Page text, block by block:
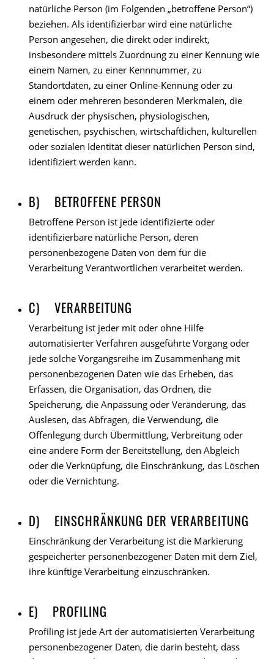
natürliche Person (im Folgenden „betroffene Person“)
beziehen. Als identifizierbar wird eine natürliche
Person angesehen, die direkt oder indirekt,
insbesondere mittels Zuordnung zu einer Kennung wie
einem Namen, zu einer Kennnummer, zu
Standortdaten, zu einer Online-Kennung oder zu
einem oder mehreren besonderen Merkmalen, die
Ausdruck der physischen, physiologischen,
genetischen, psychischen, wirtschaftlichen, kulturellen
oder sozialen Identität dieser natürlichen Person sind,
identifiziert werden kann.
B) BETROFFENE PERSON
Betroffene Person ist jede identifizierte oder
identifizierbare natürliche Person, deren
personenbezogene Daten von dem für die
Verarbeitung Verantwortlichen verarbeitet werden.
C) VERARBEITUNG
Verarbeitung ist jeder mit oder ohne Hilfe
automatisierter Verfahren ausgeführte Vorgang oder
jede solche Vorgangsreihe im Zusammenhang mit
personenbezogenen Daten wie das Erheben, das
Erfassen, die Organisation, das Ordnen, die
Speicherung, die Anpassung oder Veränderung, das
Auslesen, das Abfragen, die Verwendung, die
Offenlegung durch Übermittlung, Verbreitung oder
eine andere Form der Bereitstellung, den Abgleich
oder die Verknüpfung, die Einschränkung, das Löschen
oder die Vernichtung.
D) EINSCHRÄNKUNG DER VERARBEITUNG
Einschränkung der Verarbeitung ist die Markierung
gespeicherter personenbezogener Daten mit dem Ziel,
ihre künftige Verarbeitung einzuschränken.
E) PROFILING
Profiling ist jede Art der automatisierten Verarbeitung
personenbezogener Daten, die darin besteht, dass